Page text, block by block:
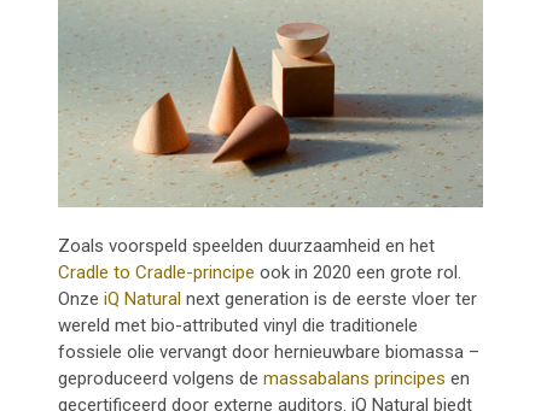
Zoals voorspeld speelden duurzaamheid en het
Cradle to Cradle-principe ook in 2020 een grote rol.
OnzeiQ Natural next generation is de eerste vloer ter
wereld met bio-attributed vinyl die traditionele
fossiele olie vervangt door hernieuwbare biomassa –
geproduceerd volgens demassabalans principesen
gecertificeerd door externe auditors. iQ Natural biedt